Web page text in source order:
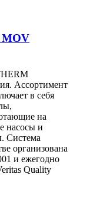
MОV
Ассортимент
в себя
на
насосы и
Система
организована
и ежегодно
Quality